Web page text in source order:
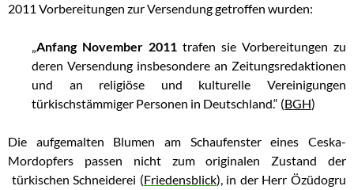
2011 Vorbereitungen zur Versendung getroffen wurden:
„Anfang November 2011 trafen sie Vorbereitungen zu
deren Versendung insbesondere an Zeitungsredaktionen
und an religiöse und kulturelle Vereinigungen
türkischstämmiger Personen in Deutschland.“ (BGH)
Die aufgemalten Blumen am Schaufenster eines Ceska-
Mordopfers passen nicht zum originalen Zustand der
türkischen Schneiderei (Friedensblick), in der Herr Özüdogru